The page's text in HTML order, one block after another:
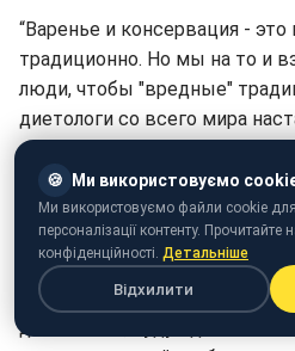
“Варенье и консервация - это
традиционно. Но мы на то и
люди, чтобы "вредные"
диетологи со всего мира
сахар был совсем исключен
перенимать все то, что
жили и без мобильных
черно-белые телевизоры.
процесс использовать
должно быть внедрено на
делаете вы, будут делать и
🍪 Ми використовуємо
Ми використовуємо файли cookie для
персоналізації контенту. Прочитайте
конфіденційності. Детальніше
Відхилити